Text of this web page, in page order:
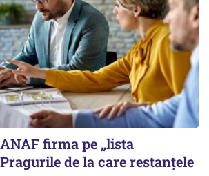
firma pe „lista
de la care restanțele